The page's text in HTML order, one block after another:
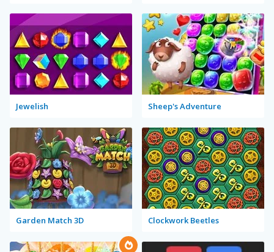
Jewelish Sheep's Adventure
Garden Match 3D Clockwork Beetles